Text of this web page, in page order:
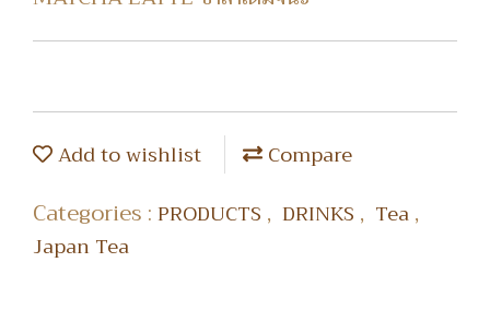
Add to wishlist Compare
Categories :PRODUCTS , DRINKS , Tea,
Japan Tea